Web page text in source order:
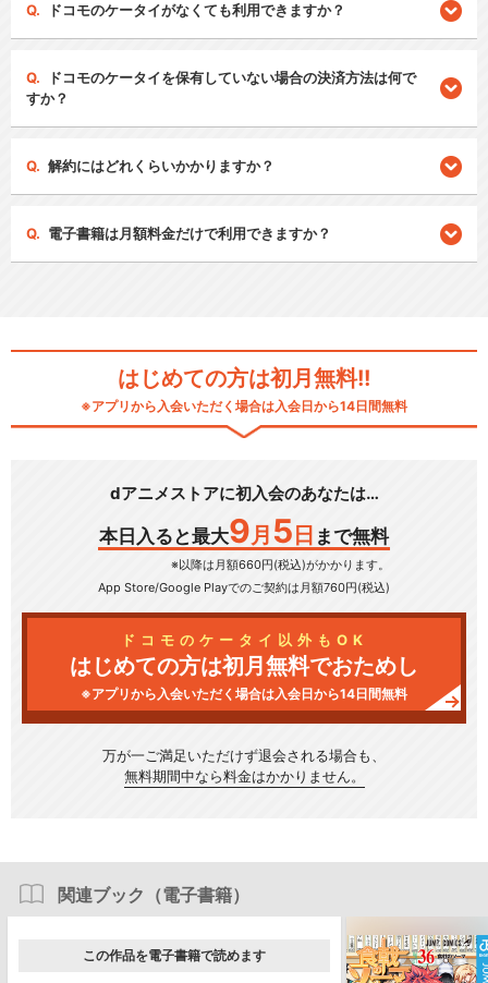
ドコモのケータイがなくても利用できますか？
ドコモのケータイを保有していない場合の決済方法は何で
すか？
解約にはどれくらいかかりますか？
電子書籍は月額料金だけで利用できますか？
はじめての方は初月無料!!
※アプリから入会いただく場合は入会日から14日間無料
dアニメストアに初入会のあなたは…
本日入ると最大9 月 5 日 まで無料
※以降は月額660円(税込)がかかります。
App Store/Google Playでのご契約は月額760円(税込)
ドコモのケータイ以外もOK
はじめての方は初月無料でおためし
※アプリから入会いただく場合は入会日から14日間無料
万が一ご満足いただけず退会される場合も、
無料期間中なら料金はかかりません。
関連ブック（電子書籍）
この作品を電子書籍で読めます